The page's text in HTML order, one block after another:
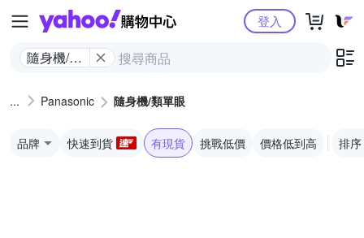
Yahoo購物中心
隨身機/類
登入
Panasonic 隨身機/類單眼
品牌 快速到貨 有現貨 挑戰低價 價格低到高 排序